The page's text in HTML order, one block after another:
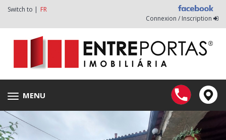
Switch to | FR
Connexion / Inscription
Toggle
navigation
MENU